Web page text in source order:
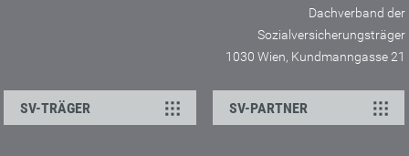
Dachverband der
Sozialversicherungsträger
1030 Wien, Kundmanngasse 21
SV-TRÄGER SV-PARTNER